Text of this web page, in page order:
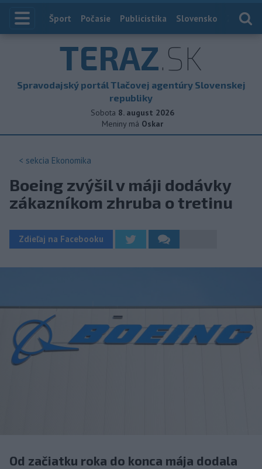
Index
Šport Počasie Publicistika Slovensko
TERAZ.SK
Spravodajský portál Tlačovej agentúry Slovenskej
republiky
Sobota 8. august 2026
Meniny má Oskar
< sekcia Ekonomika
Boeing zvýšil v máji dodávky
zákazníkom zhruba o tretinu
Zdieľaj na Facebooku
Od začiatku roka do konca mája dodala